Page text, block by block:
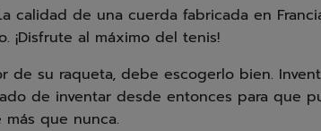
calidad de una cuerda fabricada en
¡Disfrute al máximo del tenis!
de su raqueta, debe escogerlo bien.
de inventar desde entonces para que
que nunca.